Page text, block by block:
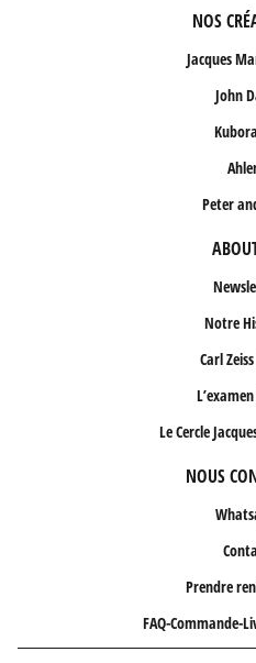
NOS
Jacques
John
Peter
Notre
Carl
Le Cercle
NOUS
Prendre
FAQ-Commande-